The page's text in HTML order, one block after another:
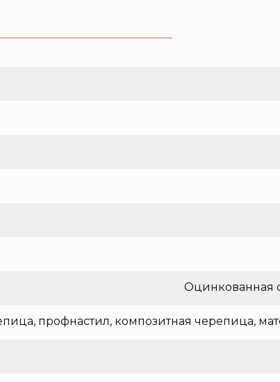
Оцинкованная
профнастил, композитная черепица,